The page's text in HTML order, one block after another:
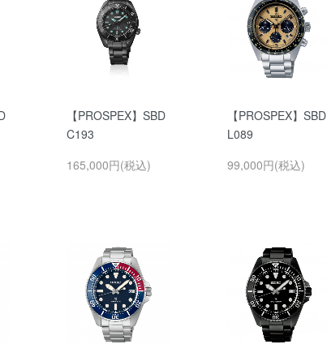
【PROSPEX】SBD
C193
165,000円(税込)
【PROSPEX】SBD
L089
99,000円(税込)